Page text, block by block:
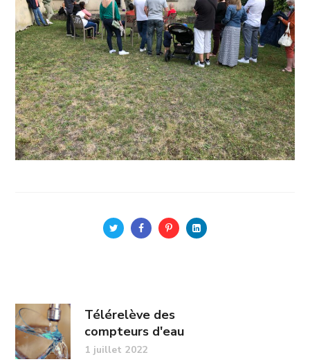
Télérelève des
compteurs d'eau
1 juillet 2022